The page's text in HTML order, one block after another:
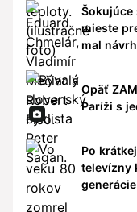
Šokujúce
mieste
mal
Opäť
Paríži s
Po
televízny